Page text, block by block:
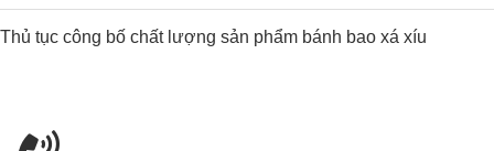
Thủ tục công bố chất lượng sản phẩm bánh bao xá xíu